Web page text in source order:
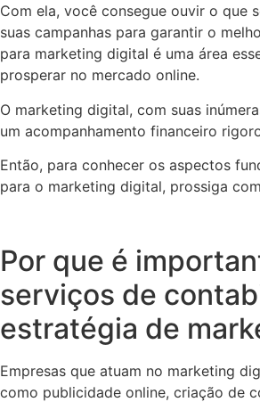
Com ela, você consegue ouvir o que
suas campanhas para garantir o
para marketing digital é uma área
prosperar no mercado online.
O marketing digital, com suas
um acompanhamento financeiro
Então, para conhecer os aspectos
para o marketing digital, prossiga
Por que é
serviços de
estratégia de
Empresas que atuam no marketing
como publicidade online, criação de